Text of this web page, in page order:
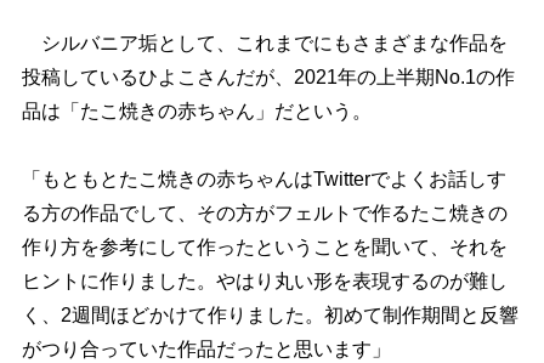
シルバニア垢として、これまでにもさまざまな作品を
投稿しているひよこさんだが、2021年の上半期No.1の作
品は「たこ焼きの赤ちゃん」だという。
「もともとたこ焼きの赤ちゃんはTwitterでよくお話しす
る方の作品でして、その方がフェルトで作るたこ焼きの
作り方を参考にして作ったということを聞いて、それを
ヒントに作りました。やはり丸い形を表現するのが難し
く、2週間ほどかけて作りました。初めて制作期間と反響
がつり合っていた作品だったと思います」